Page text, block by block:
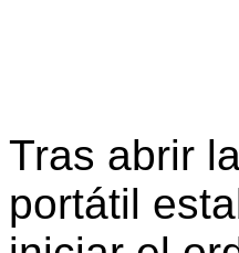
Tras abrir
portátil